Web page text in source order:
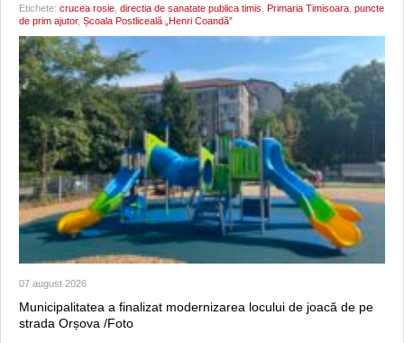
Etichete: crucea rosie directia de sanatate publica timis Primaria Timisoara puncte
de prim ajutor, Școala Postliceală „Henri Coandă”
07 august 2026
Municipalitatea a finalizat modernizarea locului de joacă de pe
strada Orșova /Foto